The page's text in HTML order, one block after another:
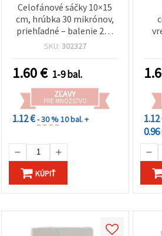
Celofánové sáčky 10×15
cm, hrúbka 30 mikrónov,
priehľadné – balenie 200
ks
SKU: 302327
1.60€ 1-9 bal.
ZĽAVY
PRE MNOŽSTVO
1.12 €- 30 %10 bal. +
KÚPIŤ
0.96